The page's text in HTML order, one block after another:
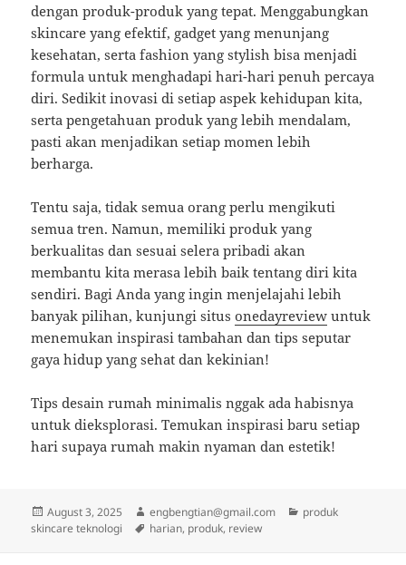
dengan produk-produk yang tepat. Menggabungkan
skincare yang efektif, gadget yang menunjang
kesehatan, serta fashion yang stylish bisa menjadi
formula untuk menghadapi hari-hari penuh percaya
diri. Sedikit inovasi di setiap aspek kehidupan kita,
serta pengetahuan produk yang lebih mendalam,
pasti akan menjadikan setiap momen lebih
berharga.
Tentu saja, tidak semua orang perlu mengikuti
semua tren. Namun, memiliki produk yang
berkualitas dan sesuai selera pribadi akan
membantu kita merasa lebih baik tentang diri kita
sendiri. Bagi Anda yang ingin menjelajahi lebih
banyak pilihan, kunjungi situsonedayreview untuk
menemukan inspirasi tambahan dan tips seputar
gaya hidup yang sehat dan kekinian!
Tips desain rumah minimalis nggak ada habisnya
untuk dieksplorasi. Temukan inspirasi baru setiap
hari supaya rumah makin nyaman dan estetik!
Posted
on
August 3, 2025 Author
engbengtian@gmail.com Categories
produk
skincare teknologi
Tags
harian, produk, review